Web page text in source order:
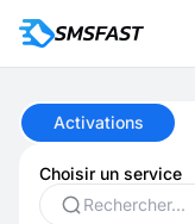
Activations
Choisir un service